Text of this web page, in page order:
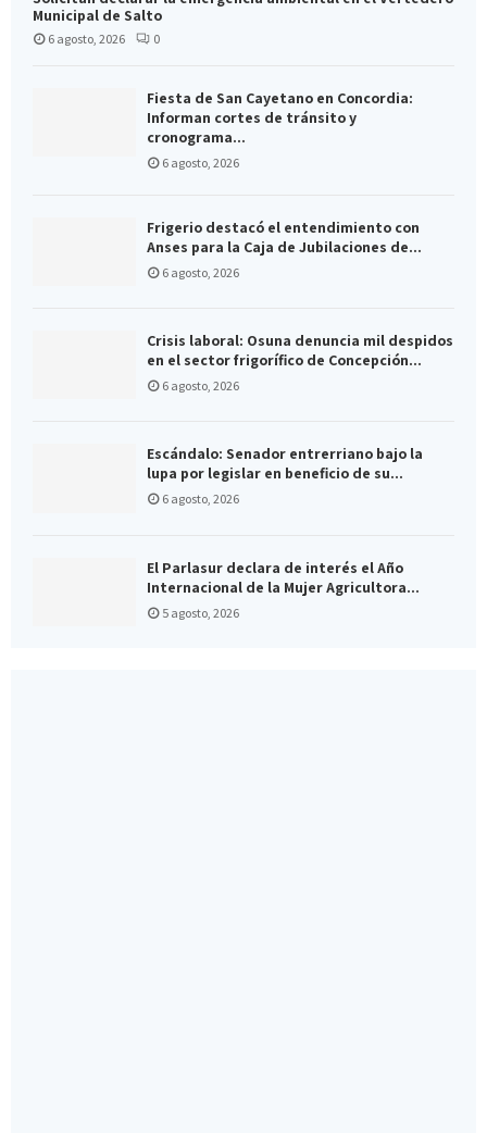
Municipal de Salto
6 agosto, 2026 0
Fiesta de San Cayetano en Concordia:
Informan cortes de tránsito y
cronograma...
6 agosto, 2026
Frigerio destacó el entendimiento con
Anses para la Caja de Jubilaciones de...
6 agosto, 2026
Crisis laboral: Osuna denuncia mil despidos
en el sector frigorífico de Concepción...
6 agosto, 2026
Escándalo: Senador entrerriano bajo la
lupa por legislar en beneficio de su...
6 agosto, 2026
El Parlasur declara de interés el Año
Internacional de la Mujer Agricultora...
5 agosto, 2026